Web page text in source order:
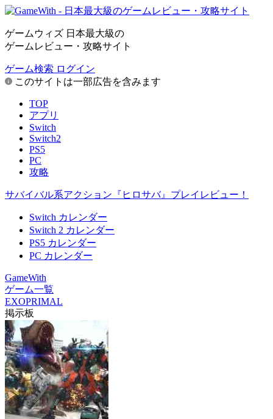
ゲームウィズ 日本最大級の
ゲームレビュー・攻略サイト
ゲーム検索 ログイン
このサイトは一部広告を含みます
TOP
アプリ
Switch
Switch2
PS5
PC
攻略
サバイバル系アクション『ヒロサバ』プレイレビュー！
Switch カレンダー
Switch 2 カレンダー
PS5 カレンダー
PC カレンダー
GameWith
ゲーム一覧
EXOPRIMAL
掲示板